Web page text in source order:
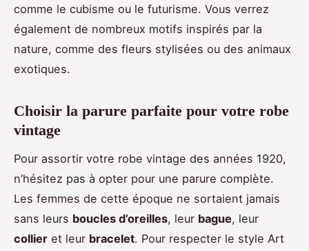
comme le cubisme ou le futurisme. Vous verrez
également de nombreux motifs inspirés par la
nature, comme des fleurs stylisées ou des animaux
exotiques.
Choisir la parure parfaite pour votre robe
vintage
Pour assortir votre robe vintage des années 1920,
n’hésitez pas à opter pour une parure complète.
Les femmes de cette époque ne sortaient jamais
sans leurs boucles d’oreilles, leur bague, leur
collier et leur bracelet. Pour respecter le style Art